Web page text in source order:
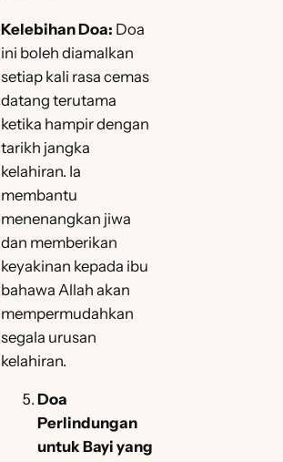
Kelebihan Doa: Doa
ini boleh diamalkan
setiap kali rasa cemas
datang terutama
ketika hampir dengan
tarikh jangka
kelahiran. Ia
membantu
menenangkan jiwa
dan memberikan
keyakinan kepada ibu
bahawa Allah akan
mempermudahkan
segala urusan
kelahiran.
Doa
Perlindungan
untuk Bayi yang